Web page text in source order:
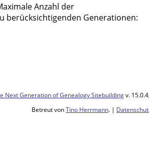
Anzahl der
berücksichtigenden Generationen:
Next Generation of Genealogy Sitebuildingv.
Betreut vonTino Herrmann. |